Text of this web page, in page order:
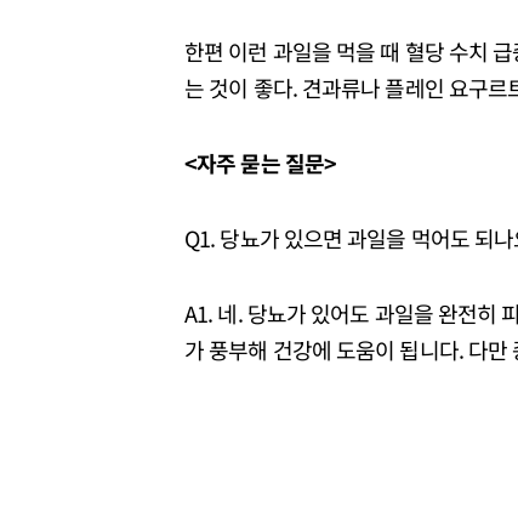
한편 이런 과일을 먹을 때 혈당 수치
는 것이 좋다. 견과류나 플레인 요구르
<자주 묻는 질문>
Q1. 당뇨가 있으면 과일을 먹어도 되
A1. 네. 당뇨가 있어도 과일을 완전히
가 풍부해 건강에 도움이 됩니다. 다